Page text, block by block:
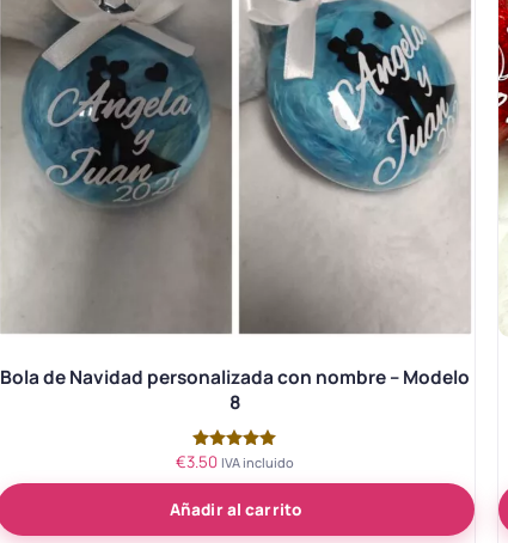
Bola de Navidad personalizada con nombre – Modelo
8
Valorado
de 5
€3.50 IVA incluido
Añadir al carrito